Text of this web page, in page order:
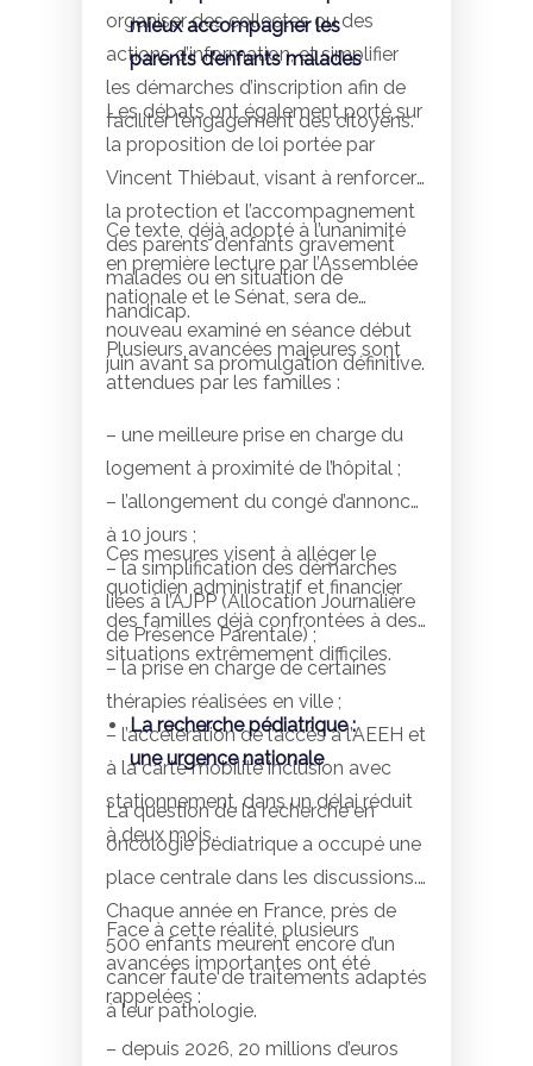
organiser des collectes ou des
actions d’information, et simplifier
les démarches d’inscription afin de
faciliter l’engagement des citoyens.
mieux accompagner les
parents d’enfants malades
Les débats ont également porté sur
la proposition de loi portée par
Vincent Thiébaut, visant à renforcer
la protection et l’accompagnement
des parents d’enfants gravement
malades ou en situation de
handicap.
Ce texte, déjà adopté à l’unanimité
en première lecture par l’Assemblée
nationale et le Sénat, sera de
nouveau examiné en séance début
juin avant sa promulgation définitive.
Plusieurs avancées majeures sont
attendues par les familles :
– une meilleure prise en charge du
logement à proximité de l’hôpital ;
– l’allongement du congé d’annonce
à 10 jours ;
– la simplification des démarches
liées à l’AJPP (Allocation Journalière
de Présence Parentale) ;
– la prise en charge de certaines
thérapies réalisées en ville ;
– l’accélération de l’accès à l’AEEH et
à la carte mobilité inclusion avec
stationnement, dans un délai réduit
à deux mois.
Ces mesures visent à alléger le
quotidien administratif et financier
des familles déjà confrontées à des
situations extrêmement difficiles.
La recherche pédiatrique :
une urgence nationale
La question de la recherche en
oncologie pédiatrique a occupé une
place centrale dans les discussions.
Chaque année en France, près de
500 enfants meurent encore d’un
cancer faute de traitements adaptés
à leur pathologie.
Face à cette réalité, plusieurs
avancées importantes ont été
rappelées :
– depuis 2026, 20 millions d’euros